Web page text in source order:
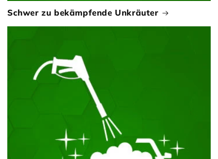
Schwer zu bekämpfende Unkräuter